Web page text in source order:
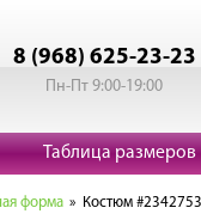
8 (968) 625-23-23
Пн-Пт 9:00-19:00
Таблица размеров
форма » Костюм